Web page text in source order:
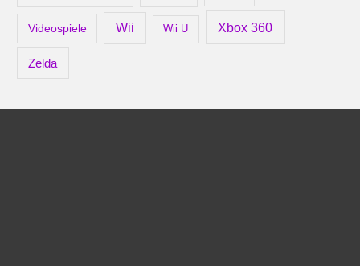
Videospiele Wii Wii U Xbox 360
Zelda